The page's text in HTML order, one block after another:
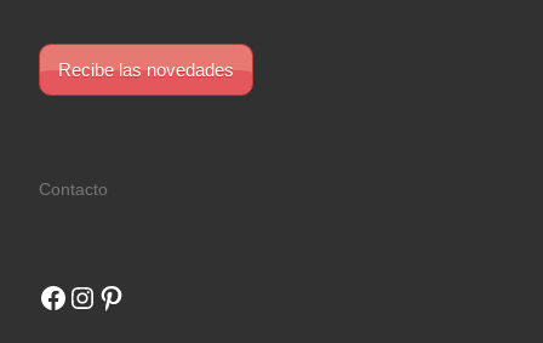
Recibe las novedades
Contacto
Facebook
Instagram
Pinterest